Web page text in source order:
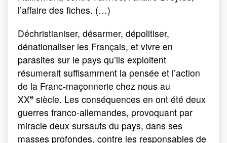
l’affaire des fiches. (…)
Déchristianiser, désarmer, dépolitiser,
dénationaliser les Français, et vivre en
parasites sur le pays qu’ils exploitent
résumerait suffisamment la pensée et l’action
de la Franc-maçonnerie chez nous au
XXe siècle. Les conséquences en ont été deux
guerres franco-allemandes, provoquant par
miracle deux sursauts du pays, dans ses
masses profondes, contre les responsables de